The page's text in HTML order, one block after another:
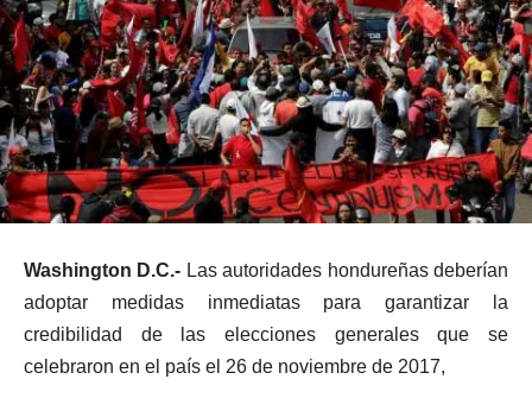
Washington D.C.- Las autoridades hondureñas deberían
adoptar medidas inmediatas para garantizar la
credibilidad de las elecciones generales que se
celebraron en el país el 26 de noviembre de 2017,